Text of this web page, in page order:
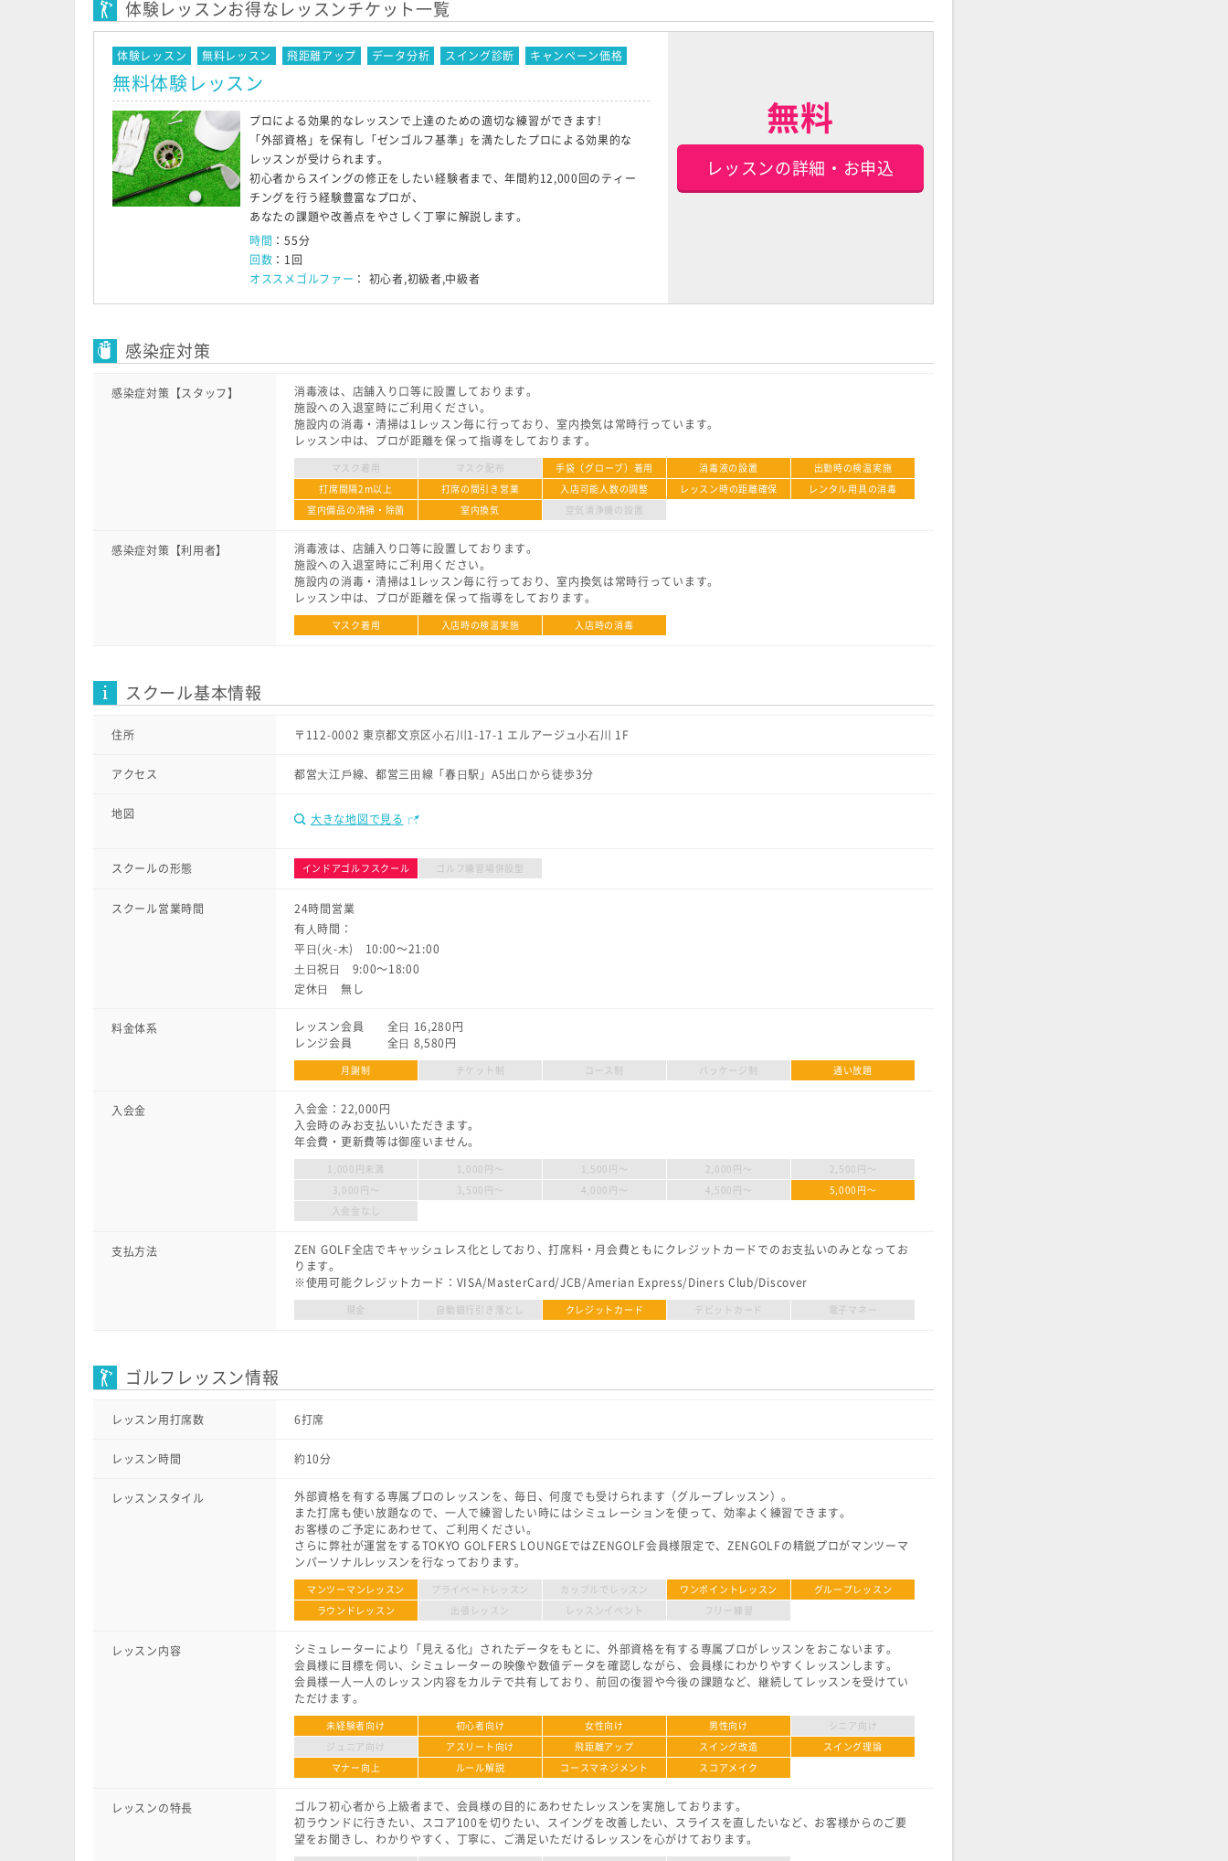
体験レッスンお得なレッスンチケット一覧
体験レッスン 無料レッスン 飛距離アップ データ分析 スイング診断 キャンペーン価格
無料体験レッスン
プロによる効果的なレッスンで上達のための適切な練習ができます!
「外部資格」を保有し「ゼンゴルフ基準」を満たしたプロによる効果的な
レッスンが受けられます。
初心者からスイングの修正をしたい経験者まで、年間約12,000回のティー
チングを行う経験豊富なプロが、
あなたの課題や改善点をやさしく丁寧に解説します。
時間 ：55分
回数 ：1回
オススメゴルファー ： 初心者,初級者,中級者
無料
レッスンの詳細・お申込
感染症対策
感染症対策【スタッフ】
消毒液は、店舗入り口等に設置しております。
施設への入退室時にご利用ください。
施設内の消毒・清掃は1レッスン毎に行っており、室内換気は常時行っています。
レッスン中は、プロが距離を保って指導をしております。
マスク着用 マスク配布 手袋（グローブ）着用 消毒液の設置 出勤時の検温実施
打席間隔2m以上 打席の間引き営業 入店可能人数の調整 レッスン時の距離確保 レンタル用具の消毒
室内備品の清掃・除菌 室内換気 空気清浄機の設置
感染症対策【利用者】
消毒液は、店舗入り口等に設置しております。
施設への入退室時にご利用ください。
施設内の消毒・清掃は1レッスン毎に行っており、室内換気は常時行っています。
レッスン中は、プロが距離を保って指導をしております。
マスク着用 入店時の検温実施 入店時の消毒
スクール基本情報
住所 〒112-0002 東京都文京区⼩⽯川1-17-1 エルアージュ⼩⽯川 1F
アクセス 都営⼤江⼾線、都営三⽥線「春⽇駅」A5出⼝から徒歩3分
地図 大きな地図で見る
スクールの形態 インドアゴルフスクール ゴルフ練習場併設型
スクール営業時間
24時間営業
有⼈時間：
平⽇(⽕-⽊) 10:00〜21:00
⼟⽇祝⽇ 9:00〜18:00
定休⽇ 無し
料金体系
レッスン会員 全⽇ 16,280円
レンジ会員 全⽇ 8,580円
月謝制 チケット制 コース制 パッケージ制 通い放題
入会金
入会金：22,000円
入会時のみお支払いいただきます。
年会費・更新費等は御座いません。
1,000円未満 1,000円〜 1,500円〜 2,000円〜 2,500円〜
3,000円〜 3,500円〜 4,000円〜 4,500円〜 5,000円〜
入会金なし
支払方法
ZEN GOLF全店でキャッシュレス化としており、打席料・月会費ともにクレジットカードでのお支払いのみとなってお
ります。
※使用可能クレジットカード：VISA/MasterCard/JCB/Amerian Express/Diners Club/Discover
現金 自動銀行引き落とし クレジットカード デビットカード 電子マネー
ゴルフレッスン情報
レッスン用打席数 6打席
レッスン時間 約10分
レッスンスタイル
外部資格を有する専属プロのレッスンを、毎日、何度でも受けられます（グループレッスン）。
また打席も使い放題なので、一人で練習したい時にはシミュレーションを使って、効率よく練習できます。
お客様のご予定にあわせて、ご利用ください。
さらに弊社が運営をするTOKYO GOLFERS LOUNGEではZENGOLF会員様限定で、ZENGOLFの精鋭プロがマンツーマ
ンパーソナルレッスンを行なっております。
マンツーマンレッスン プライベートレッスン カップルでレッスン ワンポイントレッスン グループレッスン
ラウンドレッスン 出張レッスン レッスンイベント フリー練習
レッスン内容
シミュレーターにより「見える化」されたデータをもとに、外部資格を有する専属プロがレッスンをおこないます。
会員様に目標を伺い、シミュレーターの映像や数値データを確認しながら、会員様にわかりやすくレッスンします。
会員様一人一人のレッスン内容をカルテで共有しており、前回の復習や今後の課題など、継続してレッスンを受けてい
ただけます。
未経験者向け 初心者向け 女性向け 男性向け シニア向け
ジュニア向け アスリート向け 飛距離アップ スイング改造 スイング理論
マナー向上 ルール解説 コースマネジメント スコアメイク
レッスンの特長
ゴルフ初心者から上級者まで、会員様の目的にあわせたレッスンを実施しております。
初ラウンドに行きたい、スコア100を切りたい、スイングを改善したい、スライスを直したいなど、お客様からのご要
望をお聞きし、わかりやすく、丁寧に、ご満足いただけるレッスンを心がけております。